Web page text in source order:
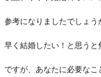
参考になりましたでしょう
早く結婚したい！と思うと
ですが、あなたに必要な